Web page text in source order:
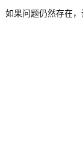
如果问题仍然存在，